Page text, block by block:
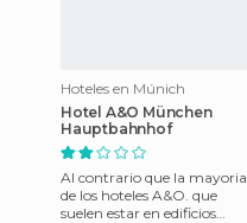
Hoteles en Múnich
Hotel A&O München
Hauptbahnhof
Al contrario que la mayoria
de los hoteles A&O. que
suelen estar en edificios